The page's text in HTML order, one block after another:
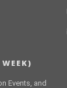
Events, and